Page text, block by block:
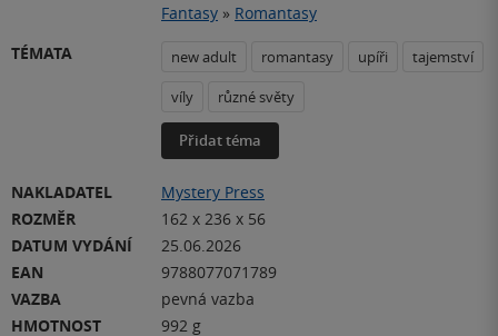
Fantasy » Romantasy
TÉMATA
new adult romantasy upíři
tajemství
víly
různé světy
Přidat téma
NAKLADATEL
Mystery Press
ROZMĚR
162 x 236 x 56
DATUM VYDÁNÍ
25.06.2026
EAN
9788077071789
VAZBA
pevná vazba
HMOTNOST
992 g